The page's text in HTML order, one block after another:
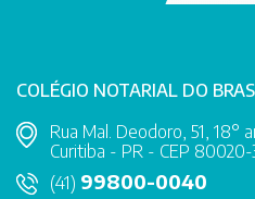
COLÉGIO NOTARIAL DO
Rua Mal. Deodoro, 51, 18°
Curitiba - PR - CEP 80020-
(41) 99800-0040